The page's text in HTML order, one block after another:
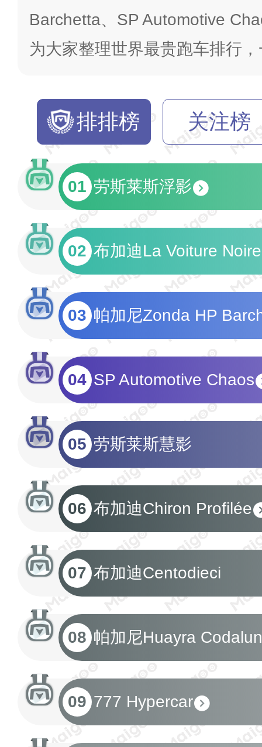
Barchetta、SP Automotive
为大家整理世界最贵跑车排行
排排榜 关注榜
01 劳斯莱斯浮影
02 布加迪La Voiture Noire
03 帕加尼Zonda HP
04 SP Automotive Chaos
05 劳斯莱斯慧影
06 布加迪Chiron Profilée
07 布加迪Centodieci
08 帕加尼Huayra
09 777 Hypercar